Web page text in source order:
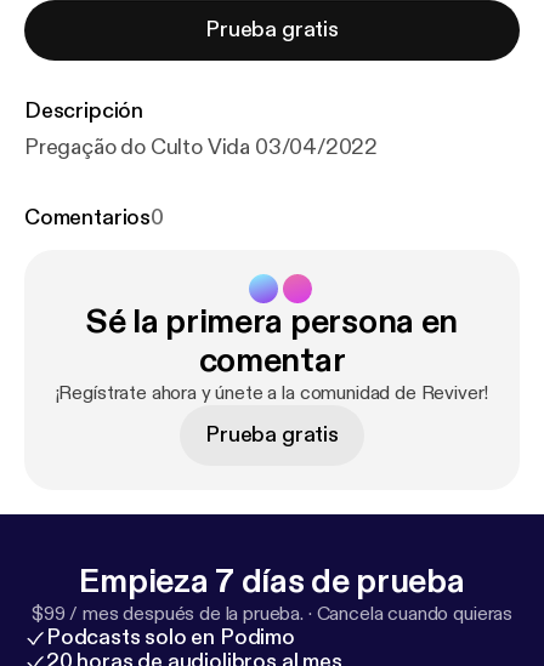
Prueba gratis
Descripción
Pregação do Culto Vida 03/04/2022
Comentarios0
Sé la primera persona en
comentar
¡Regístrate ahora y únete a la comunidad de Reviver!
Prueba gratis
Empieza 7 días de prueba
$99 / mes después de la prueba. · Cancela cuando quieras
Podcasts solo en Podimo